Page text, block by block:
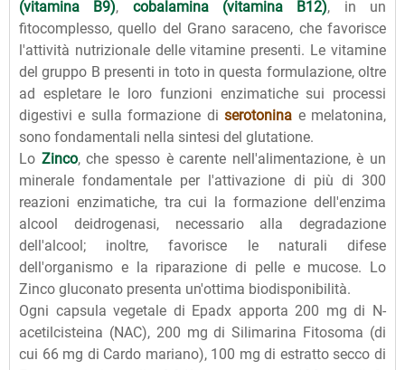
(vitamina B9), cobalamina (vitamina B12), in un
fitocomplesso, quello del Grano saraceno, che favorisce
l'attività nutrizionale delle vitamine presenti. Le vitamine
del gruppo B presenti in toto in questa formulazione, oltre
ad espletare le loro funzioni enzimatiche sui processi
digestivi e sulla formazione diserotonina e melatonina,
sono fondamentali nella sintesi del glutatione.
Lo Zinco, che spesso è carente nell'alimentazione, è un
minerale fondamentale per l'attivazione di più di 300
reazioni enzimatiche, tra cui la formazione dell'enzima
alcool deidrogenasi, necessario alla degradazione
dell'alcool; inoltre, favorisce le naturali difese
dell'organismo e la riparazione di pelle e mucose. Lo
Zinco gluconato presenta un'ottima biodisponibilità.
Ogni capsula vegetale di Epadx apporta 200 mg di N-
acetilcisteina (NAC), 200 mg di Silimarina Fitosoma (di
cui 66 mg di Cardo mariano), 100 mg di estratto secco di